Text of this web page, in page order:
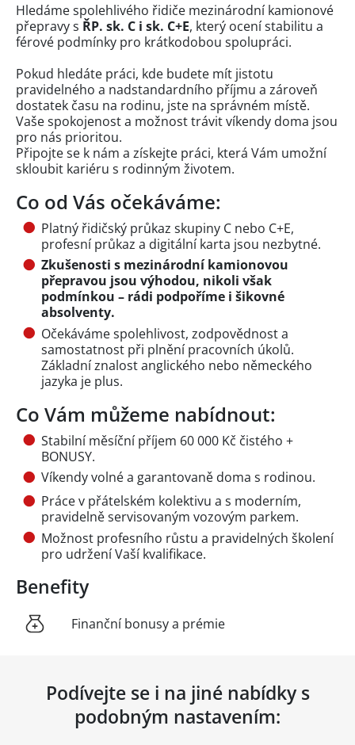
Hledáme spolehlivého řidiče mezinárodní kamionové
přepravy s ŘP. sk. C i sk. C+E, který ocení stabilitu a
férové podmínky pro krátkodobou spolupráci.
Pokud hledáte práci, kde budete mít jistotu
pravidelného a nadstandardního příjmu a zároveň
dostatek času na rodinu, jste na správném místě.
Vaše spokojenost a možnost trávit víkendy doma jsou
pro nás prioritou.
Připojte se k nám a získejte práci, která Vám umožní
skloubit kariéru s rodinným životem.
Co od Vás očekáváme:
Platný řidičský průkaz skupiny C nebo C+E,
profesní průkaz a digitální karta jsou nezbytné.
Zkušenosti s mezinárodní kamionovou
přepravou jsou výhodou, nikoli však
podmínkou – rádi podpoříme i šikovné
absolventy.
Očekáváme spolehlivost, zodpovědnost a
samostatnost při plnění pracovních úkolů.
Základní znalost anglického nebo německého
jazyka je plus.
Co Vám můžeme nabídnout:
Stabilní měsíční příjem 60 000 Kč čistého +
BONUSY.
Víkendy volné a garantovaně doma s rodinou.
Práce v přátelském kolektivu a s moderním,
pravidelně servisovaným vozovým parkem.
Možnost profesního růstu a pravidelných školení
pro udržení Vaší kvalifikace.
Benefity
Finanční bonusy a prémie
Podívejte se i na jiné nabídky s
podobným nastavením: